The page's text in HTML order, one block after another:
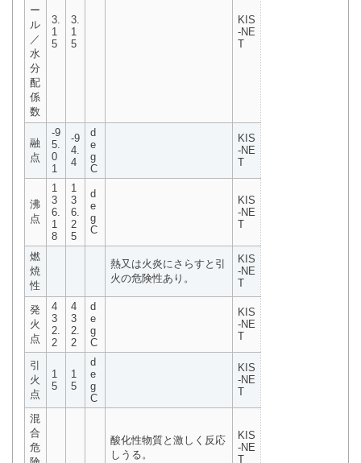
ー
ル
／
水
分
配
係
数
3.
1
5
3.
1
5
KIS
-NE
T
融
点
-9
5.
0
1
-9
4.
4
d
e
g
C
KIS
-NE
T
沸
点
1
3
6.
1
8
1
3
6.
2
5
d
e
g
C
KIS
-NE
T
燃
焼
性
熱又は火炎にさらすと引
火の危険性あり。
KIS
-NE
T
発
火
点
4
3
2.
2
4
3
2.
2
d
e
g
C
KIS
-NE
T
引
火
点
1
5
1
5
d
e
g
C
KIS
-NE
T
混
合
危
酸化性物質と激しく反応
しうる。
KIS
-NE
T